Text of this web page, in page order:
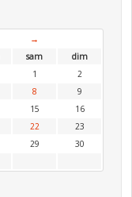
→
sam
dim
1
2
8
9
15
16
22
23
29
30